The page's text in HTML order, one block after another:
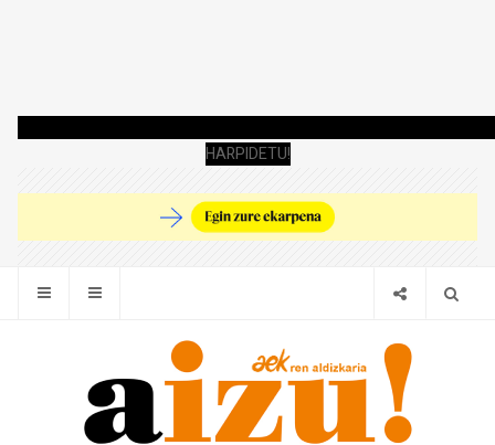
HARPIDETU!